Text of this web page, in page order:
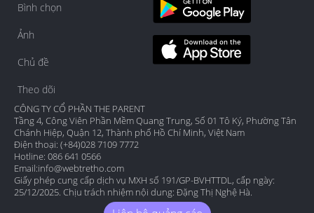
Bình chọn
Ảnh
Chủ đề
Theo dõi
CÔNG TY CỔ PHẦN THE PARENT
Tầng 4, Công Viên Phần Mềm Quang Trung, Số 01 Tô Ký, Phường Tân
Chánh Hiệp, Quận 12, Thành phố Hồ Chí Minh, Việt Nam
Điện thoại: (+84)028 7109 7772
Hotline: 086 641 0566
Email:info@webtretho.com
Giấy phép cung cấp dịch vụ MXH số 191/GP-BVHTTDL, cấp ngày:
25/12/2025. Chịu trách nhiệm nội dung: Đặng Thị Nghệ Hà.